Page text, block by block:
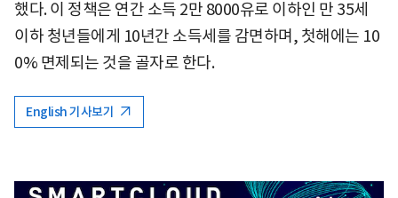
했다. 이 정책은 연간 소득 2만 8000유로 이하인 만 35세
이하 청년들에게 10년간 소득세를 감면하며, 첫해에는 10
0% 면제되는 것을 골자로 한다.
English 기사보기